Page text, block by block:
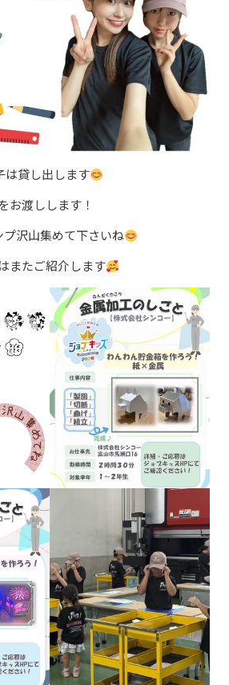
は貸し出します
お渡しします！
沢山集めて下さいね
またご紹介します